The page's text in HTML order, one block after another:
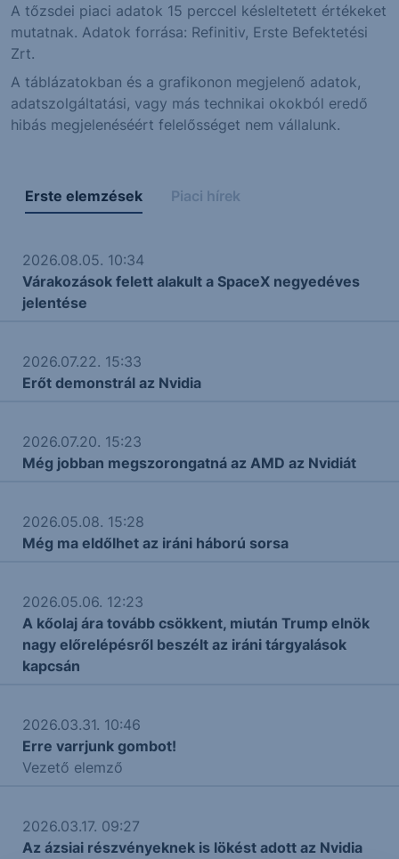
A tőzsdei piaci adatok 15 perccel késleltetett értékeket
mutatnak. Adatok forrása: Refinitiv, Erste Befektetési
Zrt.
A táblázatokban és a grafikonon megjelenő adatok,
adatszolgáltatási, vagy más technikai okokból eredő
hibás megjelenéséért felelősséget nem vállalunk.
Erste elemzések Piaci hírek
2026.08.05. 10:34
Várakozások felett alakult a SpaceX negyedéves
jelentése
2026.07.22. 15:33
Erőt demonstrál az Nvidia
2026.07.20. 15:23
Még jobban megszorongatná az AMD az Nvidiát
2026.05.08. 15:28
Még ma eldőlhet az iráni háború sorsa
2026.05.06. 12:23
A kőolaj ára tovább csökkent, miután Trump elnök
nagy előrelépésről beszélt az iráni tárgyalások
kapcsán
2026.03.31. 10:46
Erre varrjunk gombot!
Vezető elemző
2026.03.17. 09:27
Az ázsiai részvényeknek is lökést adott az Nvidia